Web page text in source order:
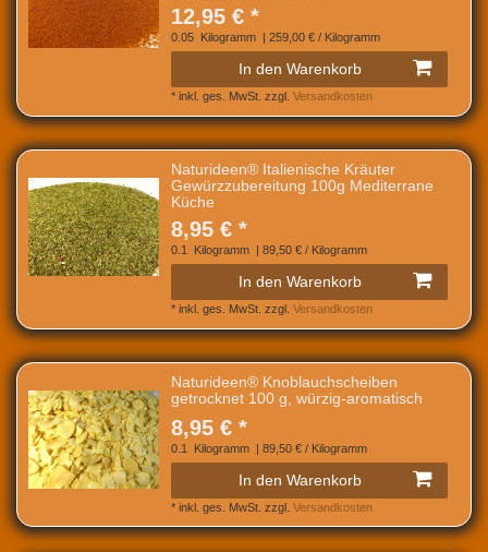
12,95 € *
0.05 Kilogramm | 259,00 € / Kilogramm
In den Warenkorb
* inkl. ges. MwSt. zzgl. Versandkosten
Naturideen® Italienische Kräuter
Gewürzzubereitung 100g Mediterrane
Küche
8,95 € *
0.1 Kilogramm | 89,50 € / Kilogramm
In den Warenkorb
* inkl. ges. MwSt. zzgl. Versandkosten
Naturideen® Knoblauchscheiben
getrocknet 100 g, würzig-aromatisch
8,95 € *
0.1 Kilogramm | 89,50 € / Kilogramm
In den Warenkorb
* inkl. ges. MwSt. zzgl. Versandkosten